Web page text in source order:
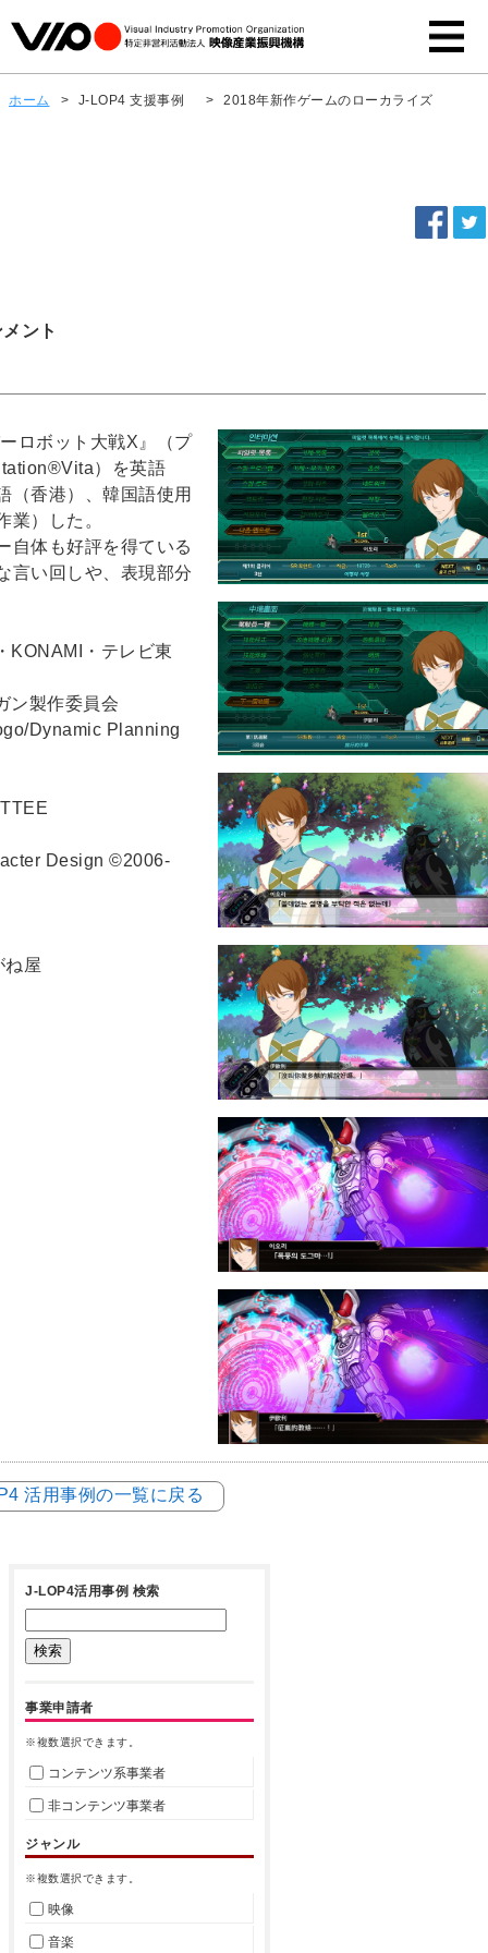
ホーム > J-LOP4 支援事例 > 2018年新作ゲームのローカライズ
ント
ロボット大戦X』（プ
）を英語
（香港）、韓国語使用
業）した。
自体も好評を得ている
言い回しや、表現部分
KONAMI・テレビ東
ン製作委員会
Dynamic Planning
Design ©2006-
ね屋
活用事例の一覧に戻る
J-LOP4活用事例 検索
事業申請者
※複数選択できます。
コンテンツ系事業者
非コンテンツ事業者
ジャンル
※複数選択できます。
映像
音楽